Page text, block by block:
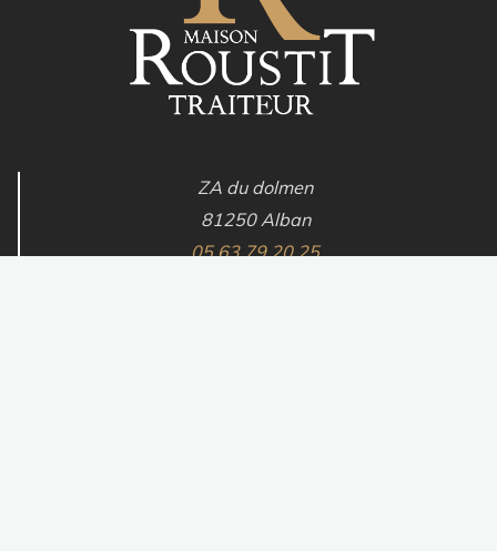
ZA du dolmen
81250 Alban
05 63 79 20 25